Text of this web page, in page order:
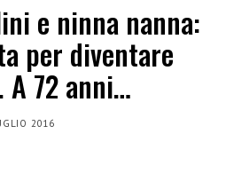
e ninna nanna:
per diventare
A 72 anni…
2016